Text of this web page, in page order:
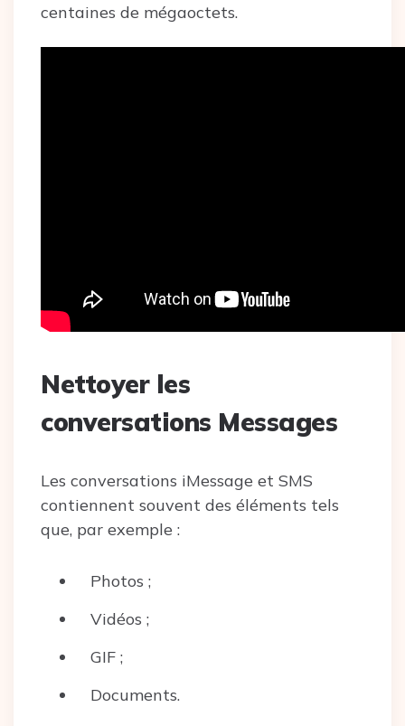
centaines de mégaoctets.
Nettoyer les
conversations Messages
Les conversations iMessage et SMS
contiennent souvent des éléments tels
que, par exemple :
Photos ;
Vidéos ;
GIF ;
Documents.